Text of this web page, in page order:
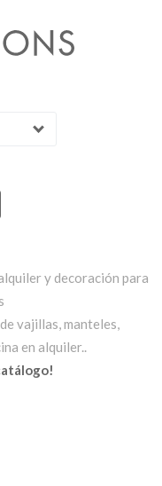
y decoración para
vajillas, manteles,
en alquiler..